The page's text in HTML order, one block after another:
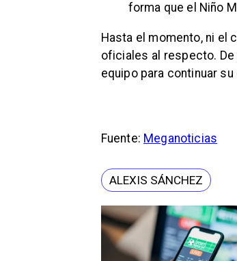
forma que el Niño
Hasta el momento, ni el
oficiales al respecto.
equipo para continuar
Fuente: Meganoticias
ALEXIS SÁNCHEZ